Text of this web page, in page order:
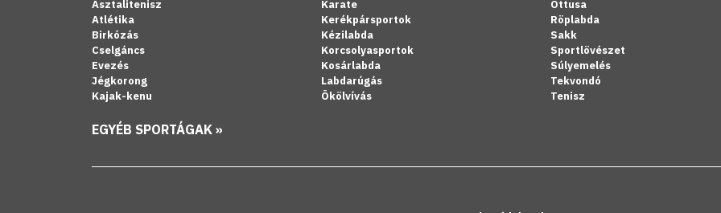
Asztalitenisz
Atlétika
Birkózás
Cselgáncs
Evezés
Jégkorong
Kajak-kenu
Karate
Kerékpársportok
Kézilabda
Korcsolyasportok
Kosárlabda
Labdarúgás
Ökölvívás
Öttusa
Röplabda
Sakk
Sportlövészet
Súlyemelés
Tekvondó
Tenisz
EGYÉB SPORTÁGAK »